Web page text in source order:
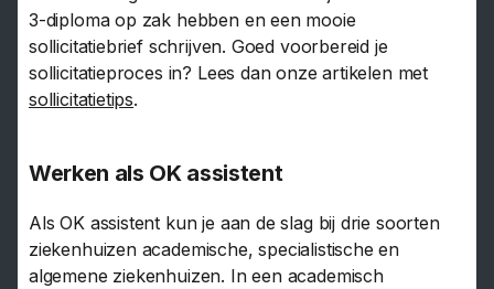
3-diploma op zak hebben en een mooie
sollicitatiebrief schrijven. Goed voorbereid je
sollicitatieproces in? Lees dan onze artikelen met
sollicitatietips.
Werken als OK assistent
Als OK assistent kun je aan de slag bij drie soorten
ziekenhuizen academische, specialistische en
algemene ziekenhuizen. In een academisch